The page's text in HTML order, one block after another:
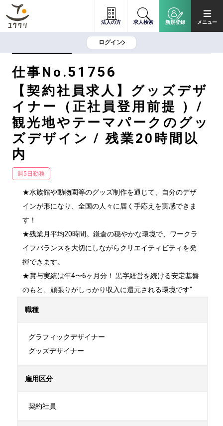
法人の方 求人検索 新規登録 メニュー
ログイン
仕事No.51756
【契約社員求人】グッズデザ
イナー（正社員登用前提 ）/
観光地やテーマパークのグッ
ズデザイン / 残業20時間以
内
週5日勤務
★水族館や動物園等のグッズ制作を通じて、自分のデザ
インが形になり、全国の人々に届く手応えを実感できま
す！
★残業月平均20時間。鎌倉の穏やかな環境で、ワークラ
イフバランスを大切にしながらクリエイティビティを発
揮できます。
★賞与実績は年4〜6ヶ月分！ 黒字経営を続ける安定基盤
のもと、頑張りがしっかり収入に還元される環境です”
職種
グラフィックデザイナー
グッズデザイナー
雇用区分
契約社員